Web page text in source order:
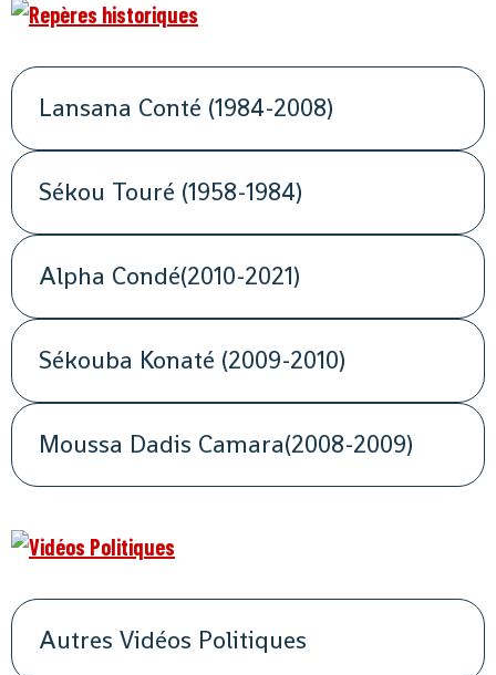
Lansana Conté (1984-2008)
Sékou Touré (1958-1984)
Alpha Condé(2010-2021)
Sékouba Konaté (2009-2010)
Moussa Dadis Camara(2008-2009)
Autres Vidéos Politiques